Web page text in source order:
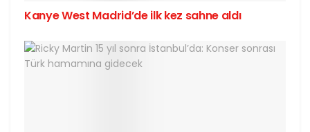
Kanye West Madrid’de ilk kez sahne aldı